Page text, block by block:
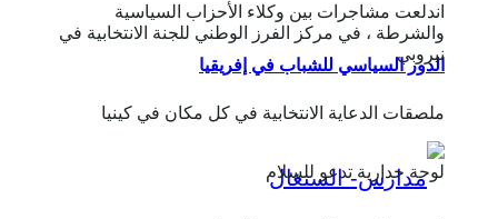
الدور السياسي للشباب في إفريقيا
اندلعت مشاجرات بين وكلاء الأحزاب السياسية
والشرطة ، في مركز الفرز الوطني للجنة الانتخابية في
نيروبي
ملصقات الدعاية الانتخابية في كل مكان في كينيا
لوحة جدارية تدعو للسلام